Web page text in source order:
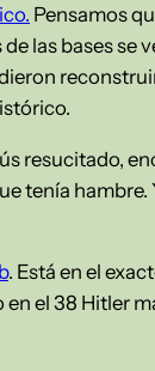
Pensamos
las bases se
resucitado,
tenía hambre.
. Está en el
el 38 Hitler